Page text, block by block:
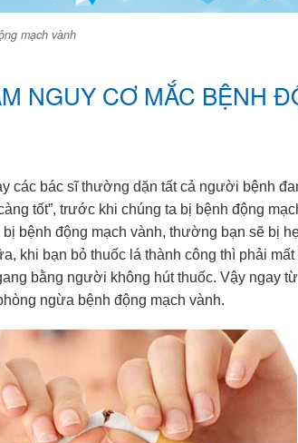
mạch vành
NGUY CƠ MẮC BỆNH
các bác sĩ thường dặn tất cả người bệnh
tốt”, trước khi chúng ta bị bệnh động
bệnh động mạch vành, thường bạn sẽ bị
khi bạn bỏ thuốc lá thành công thì phải
bằng người không hút thuốc. Vậy ngay
ngừa bệnh động mạch vành.